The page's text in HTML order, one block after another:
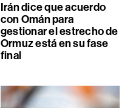
Irán dice que acuerdo
con Omán para
gestionar el estrecho de
Ormuz está en su fase
final